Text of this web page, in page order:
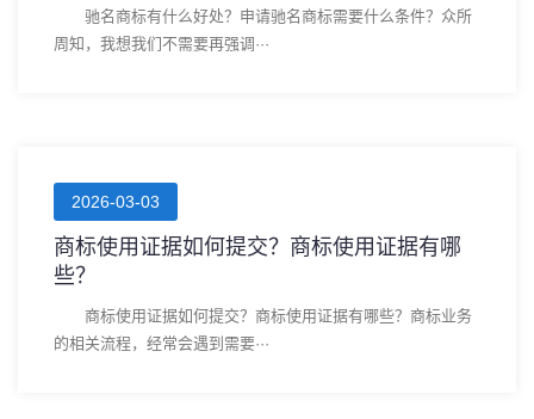
驰名商标有什么好处？申请驰名商标需要什么条件？众所
周知，我想我们不需要再强调···
2026-03-03
商标使用证据如何提交？商标使用证据有哪
些？
商标使用证据如何提交？商标使用证据有哪些？商标业务
的相关流程，经常会遇到需要···